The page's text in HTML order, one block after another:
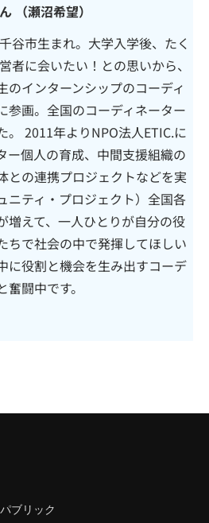
（瀬沼希望）
谷市生まれ。大学入学後、たく
者に会いたい！との思いから、
のインターンシップのコーディ
参画。全国のコーディネーター
。 2011年よりNPO法人ETIC.に
ー個人の育成、中間支援組織の
との連携プロジェクトなどを実
ニティ・プロジェクト）全国各
増えて、一人ひとりが自分の役
ちで社会の中で発揮してほしい
に役割と機会を生み出すコーデ
闘中です。
ブリック